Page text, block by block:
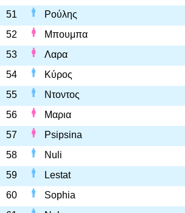
51
Ρούλης
52
Μπουμπα
53
Λαρα
54
Κύρος
55
Ντοντος
56
Μαρια
57
Psipsina
58
Nuli
59
Lestat
60
Sophia